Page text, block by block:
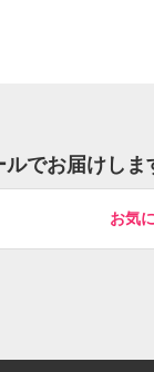
でお届けしま
お気